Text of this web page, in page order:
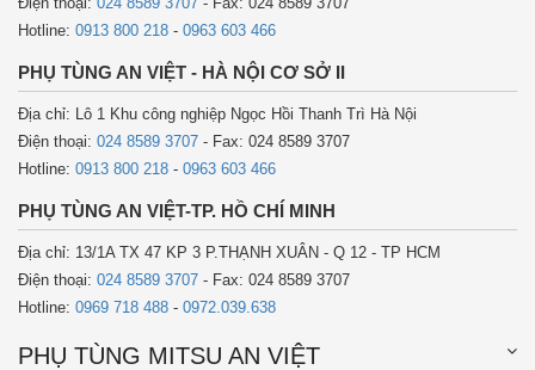
Hotline: 0913 800 218 - 0963 603 466
PHỤ TÙNG AN VIỆT - HÀ NỘI CƠ SỞ II
Địa chỉ: Lô 1 Khu công nghiệp Ngọc Hồi Thanh Trì Hà Nội
Điện thoại: 024 8589 3707 - Fax: 024 8589 3707
Hotline: 0913 800 218 - 0963 603 466
PHỤ TÙNG AN VIỆT-TP. HỒ CHÍ MINH
Địa chỉ: 13/1A TX 47 KP 3 P.THẠNH XUÂN - Q 12 - TP HCM
Điện thoại: 024 8589 3707 - Fax: 024 8589 3707
Hotline: 0969 718 488 - 0972.039.638
PHỤ TÙNG MITSU AN VIỆT